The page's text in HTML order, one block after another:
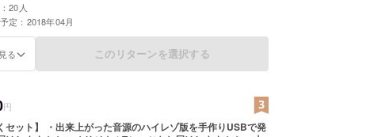
20人
定：2018年04月
る このリターンを選択する
円
セット】 ・出来上がった音源のハイレゾ版を手作りUSBで発